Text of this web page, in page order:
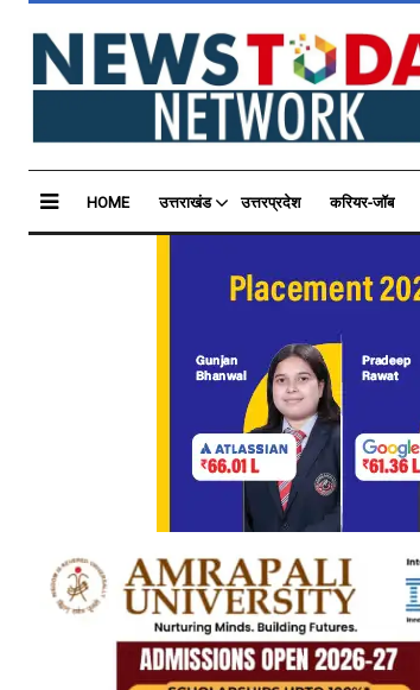
HOME उत्तराखंड उत्तरप्रदेश करियर-जॉब